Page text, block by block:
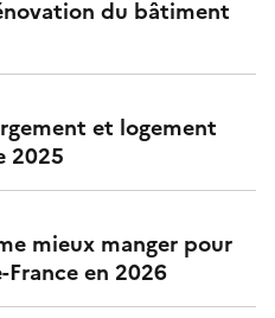
du bâtiment
et logement
2025
mieux manger pour
France en 2026